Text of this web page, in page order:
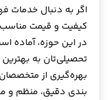
اگر به دنبال خدمات
کیفیت و قیمت مناسب
در این حوزه، آماده
تحصیلی‌تان به
بهره‌گیری از
بندی دقیق، منظم و